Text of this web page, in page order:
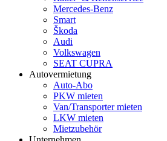
Mercedes-Benz
Smart
Škoda
Audi
Volkswagen
SEAT CUPRA
Autovermietung
Auto-Abo
PKW mieten
Van/Transporter mieten
LKW mieten
Mietzubehör